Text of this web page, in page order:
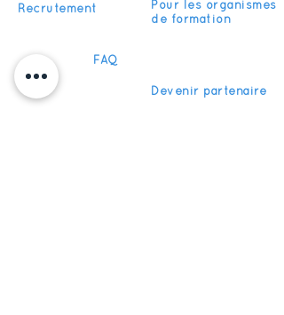
Recrutement
Pour les organismes
de formation
FAQ
Devenir partenaire